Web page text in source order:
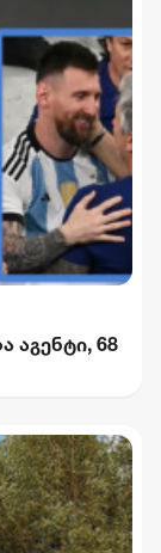
აგენტი, 68